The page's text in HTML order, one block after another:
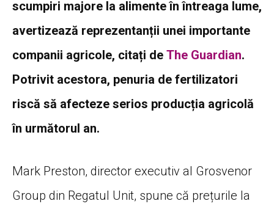
scumpiri majore la alimente în întreaga lume,
avertizează reprezentanții unei importante
companii agricole, citați de The Guardian.
Potrivit acestora, penuria de fertilizatori
riscă să afecteze serios producția agricolă
în următorul an.
Mark Preston, director executiv al Grosvenor
Group din Regatul Unit, spune că prețurile la